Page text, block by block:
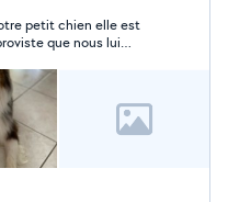
petit chien elle est
que nous lui
et aimable.